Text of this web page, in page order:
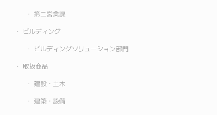
第二営業課
ビルディング
ビルディングソリューション部門
取扱商品
建設・土木
建築・設備